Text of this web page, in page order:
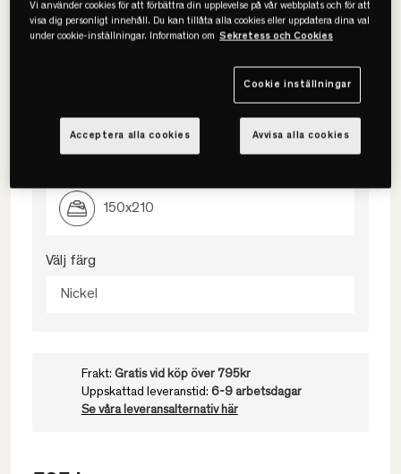
Himla
Dreamtime Påslakan
150x210
Välj färg
Nickel
Frakt: Gratis vid köp över 795kr
Uppskattad leveranstid: 6-9 arbetsdagar
Se våra leveransalternativ här
Vi använder cookies för att förbättra din upplevelse på vår webbplats och för att
visa dig personligt innehåll. Du kan tillåta alla cookies eller uppdatera dina val
under cookie-inställningar. Information om Sekretess och Cookies
Cookie inställningar
Avvisa alla cookies
Acceptera alla cookies